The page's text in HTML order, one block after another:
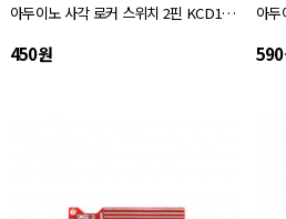
아두이노 사각 로커 스위치 2핀 KCD1-101
450원
아두